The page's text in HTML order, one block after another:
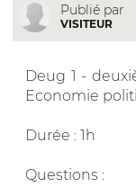
Publié par
VISITEUR
Deug 1 -
Economie
Durée : 1h
Questions :